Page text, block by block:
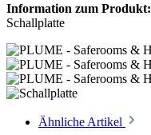
Information zum Produkt:
Schallplatte
Ähnliche Artikel